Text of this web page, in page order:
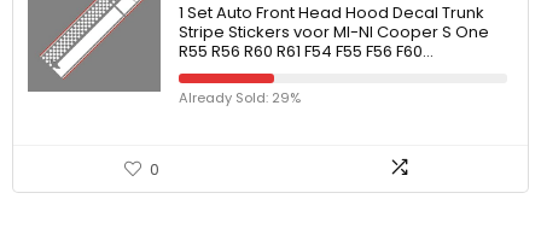
1 Set Auto Front Head Hood Decal Trunk
Stripe Stickers voor MI-NI Cooper S One
R55 R56 R60 R61 F54 F55 F56 F60…
Already Sold: 29%
0